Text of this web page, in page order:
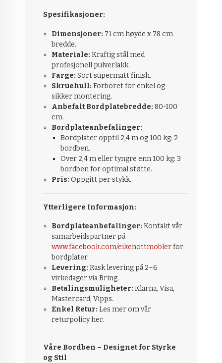
Spesifikasjoner:
Dimensjoner: 71 cm høyde x 78 cm
bredde.
Materiale: Kraftig stål med
profesjonell pulverlakk.
Farge: Sort supermatt finish.
Skruehull: Forboret for enkel og
sikker montering.
Anbefalt Bordplatebredde: 80-100
cm.
Bordplateanbefalinger:
Bordplater opptil 2,4 m og 100 kg: 2
bordben.
Over 2,4 m eller tyngre enn 100 kg: 3
bordben for optimal støtte.
Pris: Oppgitt per stykk.
Ytterligere Informasjon:
Bordplateanbefalinger: Kontakt vår
samarbeidspartner på
www.facebook.com/eikenottmoblerfor
bordplater.
Levering: Rask levering på 2–6
virkedager via Bring.
Betalingsmuligheter: Klarna, Visa,
Mastercard, Vipps.
Enkel Retur: Les mer om vår
returpolicy her.
Våre Bordben – Designet for Styrke
og Stil